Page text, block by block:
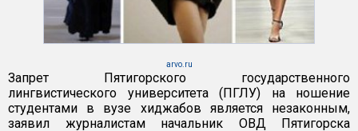
arvo.ru
Запрет Пятигорского государственного
лингвистического университета (ПГЛУ) на ношение
студентами в вузе хиджабов является незаконным,
заявил журналистам начальник ОВД Пятигорска